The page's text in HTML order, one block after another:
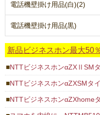
電話機壁掛け用品(白)(2)
電話機壁掛け用品(黒)
新品ビジネスホン最大50
NTTビジネスホンαZXⅡSM
NTTビジネスホンαZXSMタ
NTTビジネスホンαZXhome